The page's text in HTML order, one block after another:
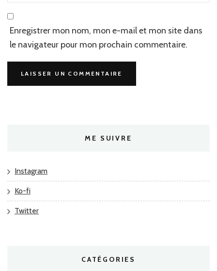
Enregistrer mon nom, mon e-mail et mon site dans
le navigateur pour mon prochain commentaire.
ME SUIVRE
Instagram
Ko-fi
Twitter
CATÉGORIES